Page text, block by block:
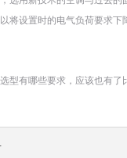
将设置时的电气负荷要求
型有哪些要求，应该也有